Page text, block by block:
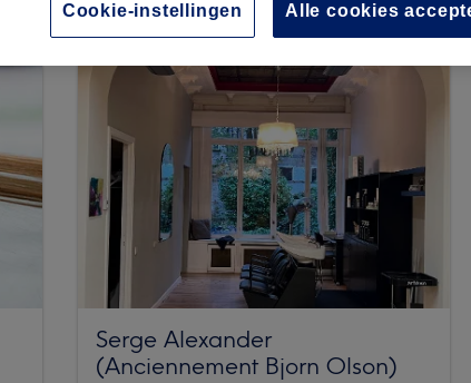
Serge Alexander
(Anciennement Bjorn Olson)
Alle cookies
Cookie-instellingen